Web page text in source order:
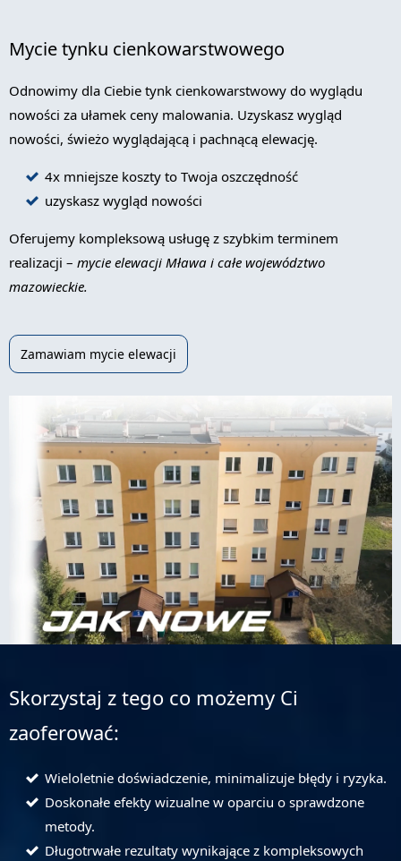
Mycie tynku cienkowarstwowego
Odnowimy dla Ciebie tynk cienkowarstwowy do wyglądu
nowości za ułamek ceny malowania. Uzyskasz wygląd
nowości, świeżo wyglądającą i pachnącą elewację.
4x mniejsze koszty to Twoja oszczędność
uzyskasz wygląd nowości
Oferujemy kompleksową usługę z szybkim terminem
realizacji – mycie elewacji Mława i całe województwo
mazowieckie.
Zamawiam mycie elewacji
Skorzystaj z tego co możemy Ci
zaoferować:
Wieloletnie doświadczenie, minimalizuje błędy i ryzyka.
Doskonałe efekty wizualne w oparciu o sprawdzone
metody.
Długotrwałe rezultaty wynikające z kompleksowych